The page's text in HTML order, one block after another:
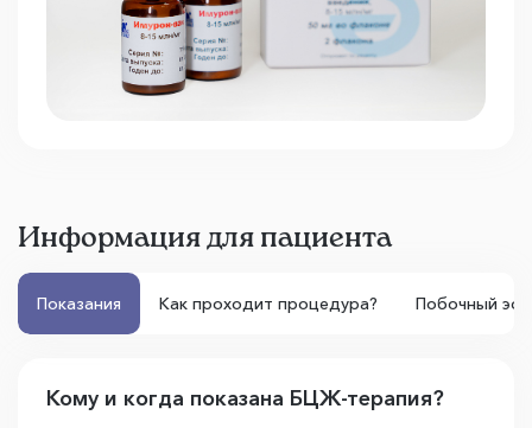
Информация для пациента
Показания Как проходит процедура? Побочный
Кому и когда показана БЦЖ-терапия?